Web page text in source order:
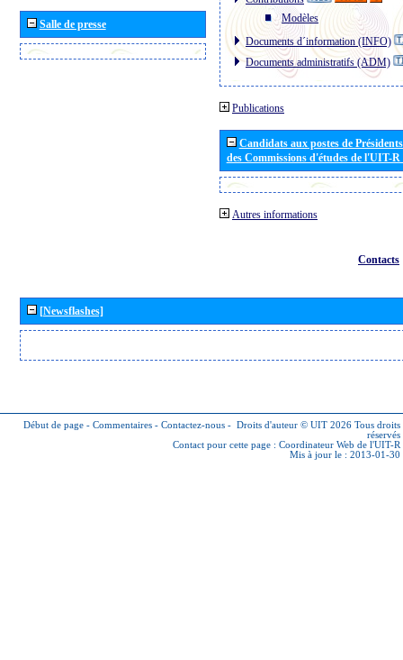
Salle de presse
Modèles
Documents d´information (INFO)
Documents administratifs (ADM)
Publications
Candidats aux postes de
des Commissions d'études de l'UIT-
Autres informations
Contacts
[Newsflashes]
Début de page - Commentaires - Contactez-nous - Droits d'auteur © UIT 2026 Tous droits
réservés
Contact pour cette page : Coordinateur Web de l'UIT-R
Mis à jour le : 2013-01-30